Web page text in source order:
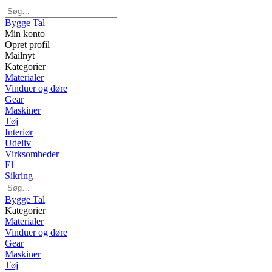
Bygge Tal
Min konto
Opret profil
Mailnyt
Kategorier
Materialer
Vinduer og døre
Gear
Maskiner
Tøj
Interiør
Udeliv
Virksomheder
El
Sikring
Bygge Tal
Kategorier
Materialer
Vinduer og døre
Gear
Maskiner
Tøj